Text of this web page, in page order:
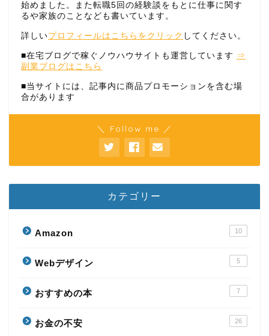
始めました。また転職5回の経験談をもとに仕事に関す
るや家族のことなども書いています。
詳しいプロフィールはこちらをクリック してください。
■在宅ブログで稼ぐノウハウサイトも運営しています ⇒
副業ブログはこちら
■当サイトには、記事内に商品プロモーションを含む場
合があります
＼ Follow me ／
カテゴリー
Amazon 10
Webデザイン 5
おすすめの本 7
お金の不安 26